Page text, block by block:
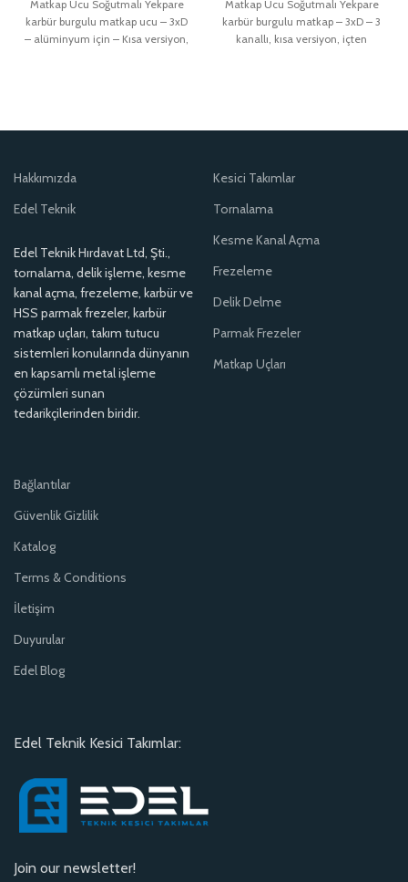
Matkap Ucu Soğutmalı Yekpare
karbür burgulu matkap ucu – 3xD
– alüminyum için – Kısa versiyon,
Matkap Ucu Soğutmalı Yekpare
karbür burgulu matkap – 3xD – 3
kanallı, kısa versiyon, içten
Hakkımızda
Edel Teknik
Edel Teknik Hırdavat Ltd, Şti.,
tornalama, delik işleme, kesme
kanal açma, frezeleme, karbür ve
HSS parmak frezeler, karbür
matkap uçları, takım tutucu
sistemleri konularında dünyanın
en kapsamlı metal işleme
çözümleri sunan
tedarikçilerinden biridir.
Kesici Takımlar
Tornalama
Kesme Kanal Açma
Frezeleme
Delik Delme
Parmak Frezeler
Matkap Uçları
Bağlantılar
Güvenlik Gizlilik
Katalog
Terms & Conditions
İletişim
Duyurular
Edel Blog
Edel Teknik Kesici Takımlar:
Join our newsletter!